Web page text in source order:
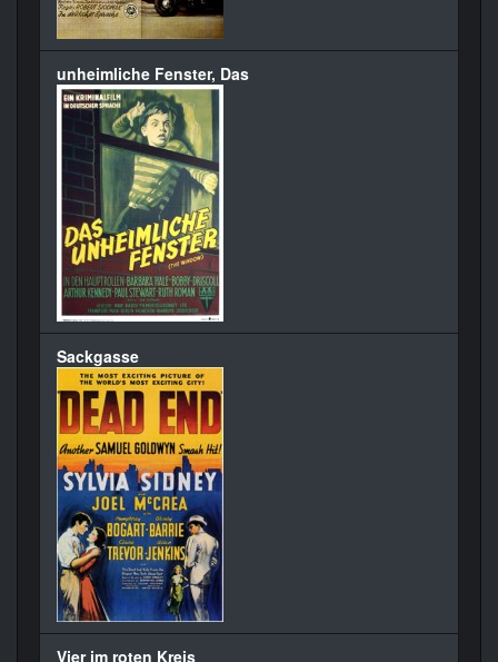
unheimliche Fenster, Das
Sackgasse
Vier im roten Kreis